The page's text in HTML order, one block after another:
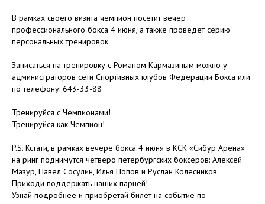
В рамках своего визита чемпион посетит вечер
профессионального бокса 4 июня, а также проведёт серию
персональных тренировок.
Записаться на тренировку с Романом Кармазиным можно у
администраторов сети Спортивных клубов Федерации Бокса или
по телефону: 643-33-88
Тренируйся с Чемпионами!
Тренируйся как Чемпион!
P.S. Кстати, в рамках вечере бокса 4 июня в КСК «Сибур Арена»
на ринг поднимутся четверо петербургских боксёров: Алексей
Мазур, Павел Сосулин, Илья Попов и Руслан Колесников.
Приходи поддержать наших парней!
Узнай подробнее и приобретай билет на событие по